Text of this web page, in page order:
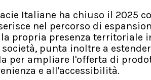
Italiane ha chiuso il 2025
nel percorso di
propria presenza territoriale
società, punta inoltre a
per ampliare l'offerta di
e all'accessibilità.